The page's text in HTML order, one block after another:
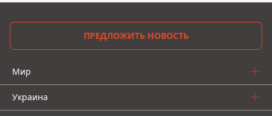
ПРЕДЛОЖИТЬ НОВОСТЬ
Мир
Украина